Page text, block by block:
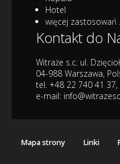
Hotel
więcej zastosowań ...
Kontakt do
Witraże s.c. ul.
04-988 Warszawa,
tel. +48 22 740 41
e-mail:
Mapa strony Linki